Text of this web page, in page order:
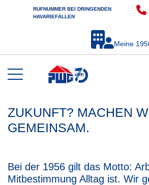
RUFNUMMER BEI DRINGENDEN
HAVARIEFÄLLEN
Meine
ZUKUNFT? MACHEN
GEMEINSAM.
Bei der 1956 gilt das Motto:
Mitbestimmung Alltag ist. Wir